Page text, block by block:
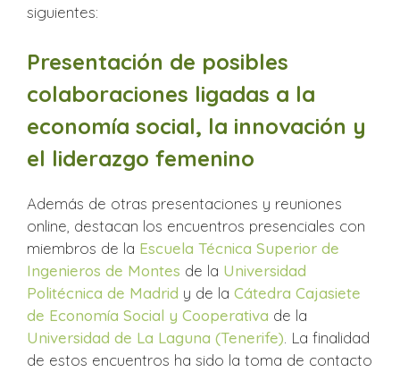
siguientes:
Presentación de posibles
colaboraciones ligadas a la
economía social, la innovación y
el liderazgo femenino
Además de otras presentaciones y reuniones
online, destacan los encuentros presenciales con
miembros de la Escuela Técnica Superior de
Ingenieros de Montes de la Universidad
Politécnica de Madrid y de la Cátedra Cajasiete
de Economía Social y Cooperativa de la
Universidad de La Laguna (Tenerife). La finalidad
de estos encuentros ha sido la toma de contacto